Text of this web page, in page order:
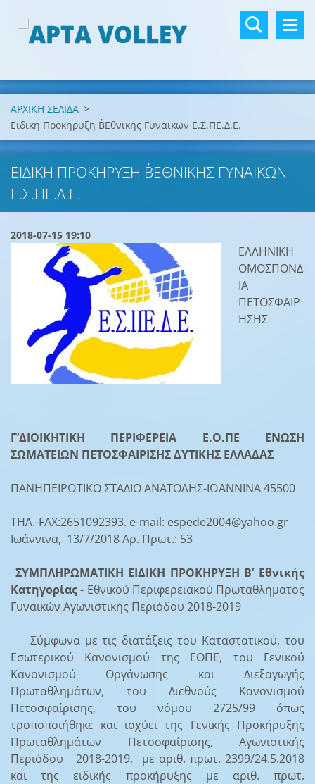
ΑΡΧΙΚΗ ΣΕΛΙΔΑ >
Ειδικη Προκηρυξη Β΄Εθνικης Γυναικων Ε.Σ.ΠΕ.Δ.Ε.
ΕΙΔΙΚΗ ΠΡΟΚΗΡΥΞΗ Β΄ΕΘΝΙΚΗΣ ΓΥΝΑΙΚΩΝ
Ε.Σ.ΠΕ.Δ.Ε.
2018-07-15 19:10
ΕΛΛΗΝΙΚΗ
ΟΜΟΣΠΟΝΔ
ΙΑ
ΠΕΤΟΣΦΑΙΡ
ΗΣΗΣ
Γ’ΔΙΟΙΚΗΤΙΚΗ ΠΕΡΙΦΕΡΕΙΑ Ε.Ο.ΠΕ ΕΝΩΣΗ
ΣΩΜΑΤΕΙΩΝ ΠΕΤΟΣΦΑΙΡΙΣΗΣ ΔΥΤΙΚΗΣ ΕΛΛΑΔΑΣ
ΠΑΝΗΠΕΙΡΩΤΙΚΟ ΣΤΑΔΙΟ ΑΝΑΤΟΛΗΣ-ΙΩΑΝΝΙΝΑ 45500
ΤΗΛ.-FAX:2651092393. e-mail: espede2004@yahoo.gr
Ιωάννινα, 13/7/2018 Αρ. Πρωτ.: 53
ΣΥΜΠΛΗΡΩΜΑΤΙΚΗ ΕΙΔΙΚΗ ΠΡΟΚΗΡΥΞΗ Β’ Εθνικής
Κατηγορίας- Εθνικού Περιφερειακού Πρωταθλήματος
Γυναικών Αγωνιστικής Περιόδου 2018-2019
Σύμφωνα με τις διατάξεις του Καταστατικού, του
Εσωτερικού Κανονισμού της ΕΟΠΕ, του Γενικού
Κανονισμού Οργάνωσης και Διεξαγωγής
Πρωταθλημάτων, του Διεθνούς Κανονισμού
Πετοσφαίρισης, του νόμου 2725/99 όπως
τροποποιήθηκε και ισχύει της Γενικής Προκήρυξης
Πρωταθλημάτων Πετοσφαίρισης, Αγωνιστικής
Περιόδου 2018-2019, με αριθ. πρωτ. 2399/24.5.2018
και της ειδικής προκήρυξης με αριθ. πρωτ.